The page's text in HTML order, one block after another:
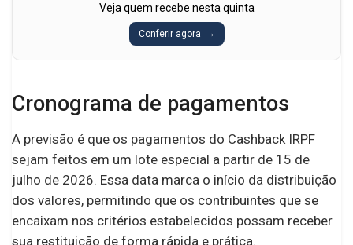
Veja quem recebe nesta quinta
Conferir agora
Cronograma de pagamentos
A previsão é que os pagamentos do Cashback IRPF
sejam feitos em um lote especial a partir de 15 de
julho de 2026. Essa data marca o início da distribuição
dos valores, permitindo que os contribuintes que se
encaixam nos critérios estabelecidos possam receber
sua restituição de forma rápida e prática.